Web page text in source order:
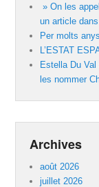
» On les
un article
Per molts
L’ESTAT
Estella Du
les nommer
Archives
août 2026
juillet 2026